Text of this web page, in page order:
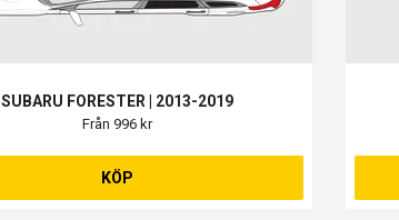
SUBARU FORESTER | 2013-2019
Från 996 kr
KÖP